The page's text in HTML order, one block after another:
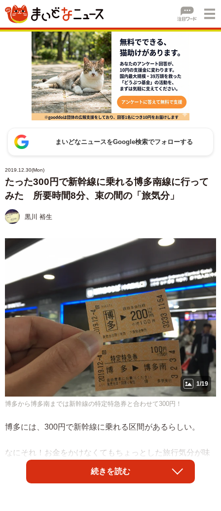
まいどなニュースをGoogle検索でフォローする
2019.12.30(Mon)
たった300円で新幹線に乗れる博多南線に行って
みた 所要時間8分、束の間の「旅気分」
黒川 裕生
1/19
博多から博多南までは新幹線の特定特急券と合わせて300円！
博多には、300円で新幹線に乗れる区間があるらしい。
なにそれ！お金をかけなくてもちょっとした旅行気分が味
わえるやんけ！ということで先日、博多出張のついでに利
用してみた。
続きを読む